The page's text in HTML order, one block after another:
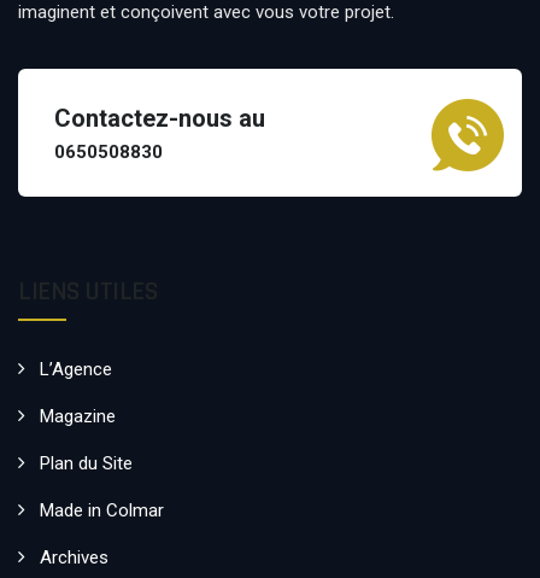
imaginent et conçoivent avec vous votre projet.
Contactez-nous au
0650508830
L’Agence
Magazine
Plan du Site
Made in Colmar
Archives